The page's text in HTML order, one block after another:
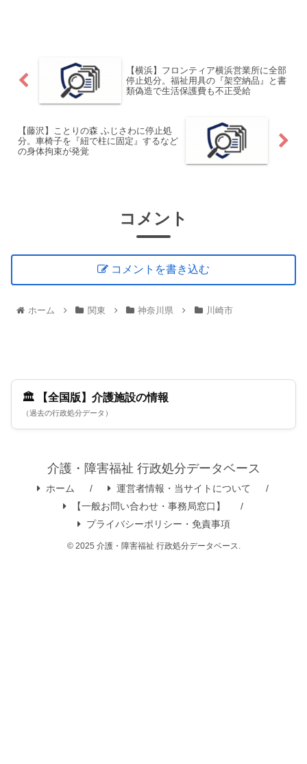
【横浜】フロンティア横浜営業所に全部
停止処分。福祉用具の『架空納品』と書
類偽造で生活保護費も不正受給
【藤沢】ことりの森 ふじさわに停止処
分。車椅子を『紐で柱に固定』するなど
の身体拘束が発覚
コメント
コメントを書き込む
ホーム 関東 神奈川県 川崎市
🏛️ 【全国版】介護施設の情報
（過去の行政処分データ）
介護・障害福祉 行政処分データベース
ホーム
運営者情報・当サイトについて
【一般お問い合わせ・事務局窓口】
プライバシーポリシー・免責事項
© 2025 介護・障害福祉 行政処分データベース.